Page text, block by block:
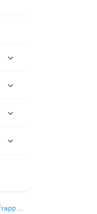
Силиконовая приманка Frapp Dotty Dart 6" цвет #28